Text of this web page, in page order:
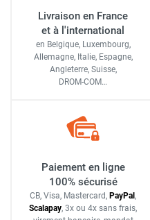
Livraison en France
et à l'international
en Belgique, Luxembourg,
Allemagne, Italie, Espagne,
Angleterre, Suisse,
DROM-COM…
Paiement en ligne
100% sécurisé
CB, Visa, Mastercard, PayPal ,
Scalapay, 3x ou 4x sans frais,